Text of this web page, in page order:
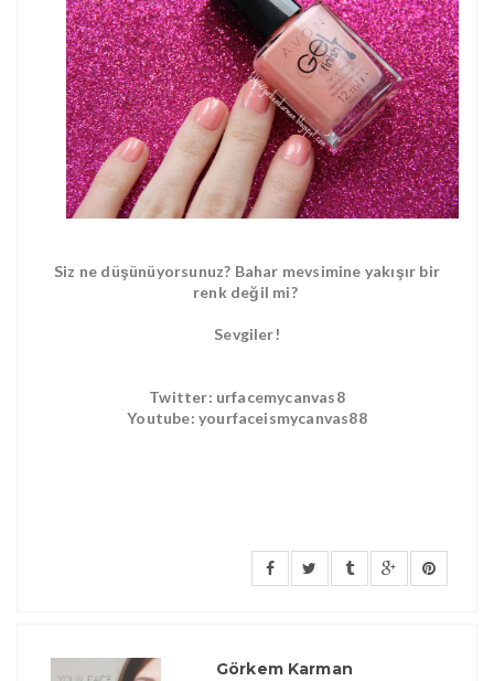
Siz ne düşünüyorsunuz? Bahar mevsimine yakışır bir
renk değil mi?
Sevgiler!
Twitter: urfacemycanvas8
Youtube: yourfaceismycanvas88
Görkem Karman